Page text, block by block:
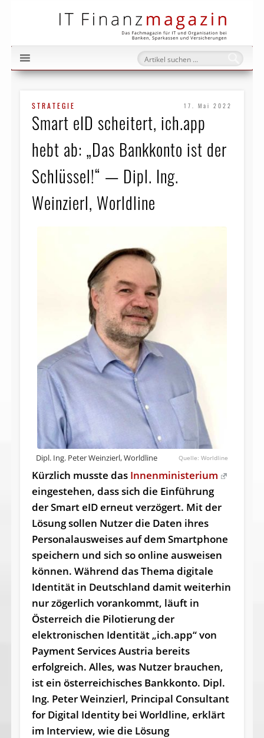
STRATEGIE 17. Mai 2022
Smart eID scheitert, ich.app
hebt ab: „Das Bankkonto ist der
Schlüssel!“ — Dipl. Ing.
Weinzierl, Worldline
Dipl. Ing. Peter Weinzierl, Worldline Worldline
Kürzlich musste das Innenministerium
eingestehen, dass sich die Einführung
der Smart eID erneut verzögert. Mit der
Lösung sollen Nutzer die Daten ihres
Personalausweises auf dem Smartphone
speichern und sich so online ausweisen
können. Während das Thema digitale
Identität in Deutschland damit weiterhin
nur zögerlich vorankommt, läuft in
Österreich die Pilotierung der
elektronischen Identität „ich.app“ von
Payment Services Austria bereits
erfolgreich. Alles, was Nutzer brauchen,
ist ein österreichisches Bankkonto. Dipl.
Ing. Peter Weinzierl, Principal Consultant
for Digital Identity bei Worldline, erklärt
im Interview, wie die Lösung